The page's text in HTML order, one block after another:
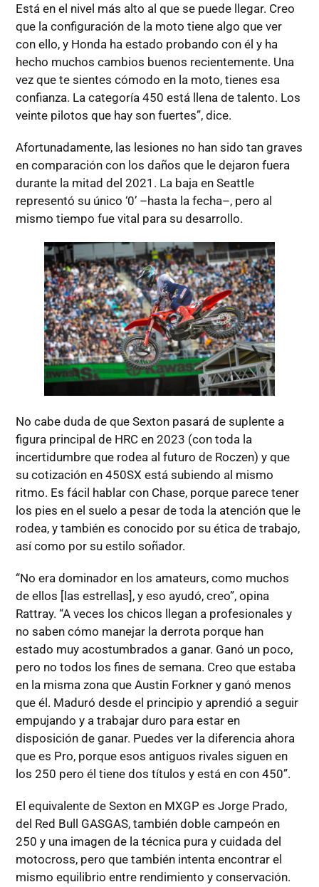
Está en el nivel más alto al que se puede llegar. Creo
que la configuración de la moto tiene algo que ver
con ello, y Honda ha estado probando con él y ha
hecho muchos cambios buenos recientemente. Una
vez que te sientes cómodo en la moto, tienes esa
confianza. La categoría 450 está llena de talento. Los
veinte pilotos que hay son fuertes”, dice.
Afortunadamente, las lesiones no han sido tan graves
en comparación con los daños que le dejaron fuera
durante la mitad del 2021. La baja en Seattle
representó su único ‘0’ ­–hasta la fecha–, pero al
mismo tiempo fue vital para su desarrollo.
No cabe duda de que Sexton pasará de suplente a
figura principal de HRC en 2023 (con toda la
incertidumbre que rodea al futuro de Roczen) y que
su cotización en 450SX está subiendo al mismo
ritmo. Es fácil hablar con Chase, porque parece tener
los pies en el suelo a pesar de toda la atención que le
rodea, y también es conocido por su ética de trabajo,
así como por su estilo soñador.
“No era dominador en los amateurs, como muchos
de ellos [las estrellas], y eso ayudó, creo”, opina
Rattray. “A veces los chicos llegan a profesionales y
no saben cómo manejar la derrota porque han
estado muy acostumbrados a ganar. Ganó un poco,
pero no todos los fines de semana. Creo que estaba
en la misma zona que Austin Forkner y ganó menos
que él. Maduró desde el principio y aprendió a seguir
empujando y a trabajar duro para estar en
disposición de ganar. Puedes ver la diferencia ahora
que es Pro, porque esos antiguos rivales siguen en
los 250 pero él tiene dos títulos y está en con 450”.
El equivalente de Sexton en MXGP es Jorge Prado,
del Red Bull GASGAS, también doble campeón en
250 y una imagen de la técnica pura y cuidada del
motocross, pero que también intenta encontrar el
mismo equilibrio entre rendimiento y conservación.